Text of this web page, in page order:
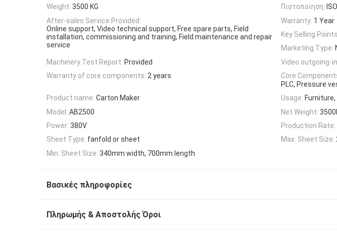
Weight: 3500 KG Πιστοποίηση:
After-sales Service Provided:
Online support, Video technical support, Free spare parts, Field
installation, commissioning and training, Field maintenance and repair
service
Warranty: 1 Year
Key Selling
Marketing Type:
Machinery Test Report: Provided Video outgoing-
Warranty of core components: 2 years
Core
PLC, Pressure
Product name: Carton Maker Usage:
Model: AB2500 Net Weight:
Power: 380V Production Rate:
Sheet Type: fanfold or sheet Max. Sheet Size:
Min. Sheet Size: 340mm width, 700mm length
Βασικές πληροφορίες
Πληρωμής & Αποστολής Όροι